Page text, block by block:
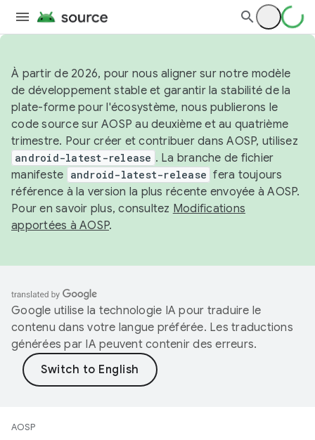
À partir de 2026, pour nous aligner sur notre modèle
de développement stable et garantir la stabilité de la
plate-forme pour l'écosystème, nous publierons le
code source sur AOSP au deuxième et au quatrième
trimestre. Pour créer et contribuer dans AOSP, utilisez
android-latest-release . La branche de fichier
manifeste android-latest-release fera toujours
référence à la version la plus récente envoyée à AOSP.
Pour en savoir plus, consultez Modifications
apportées à AOSP.
Google utilise la technologie IA pour traduire le
contenu dans votre langue préférée. Les traductions
générées par IA peuvent contenir des erreurs.
AOSP